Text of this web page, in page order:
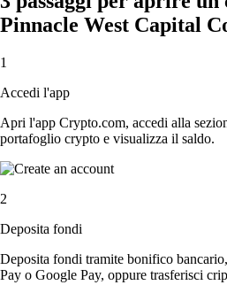
Pinnacle West Capital
1
Accedi l'app
Apri l'app Crypto.com, accedi alla
portafoglio crypto e visualizza il saldo.
2
Deposita fondi
Deposita fondi tramite bonifico
Pay o Google Pay, oppure trasferisci